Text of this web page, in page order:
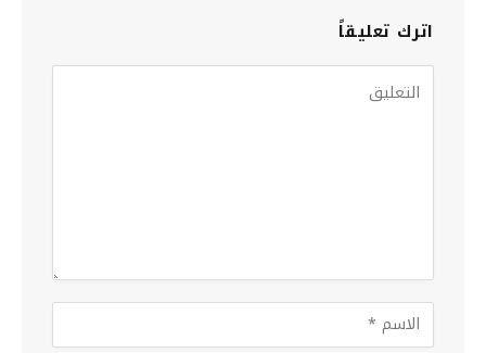
اترك تعليقاً